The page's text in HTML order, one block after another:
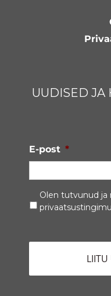
UUDISED JA
E-post *
Olen tutvunud ja